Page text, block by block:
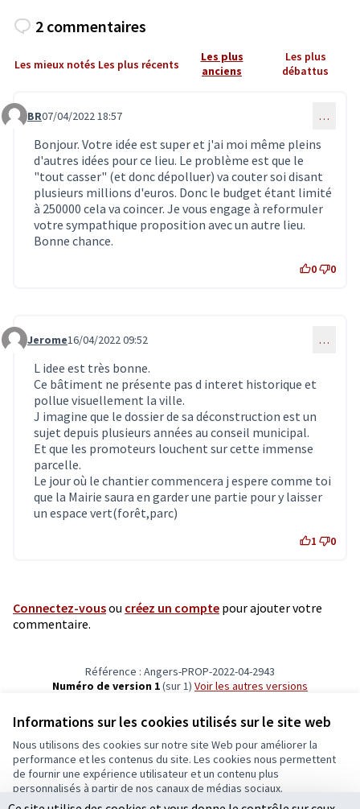
Informations sur les cookies utilisés sur le site web
Nous utilisons des cookies sur notre site Web pour améliorer la
performance et les contenus du site. Les cookies nous permettent
de fournir une expérience utilisateur et un contenu plus
personnalisés à partir de nos canaux de médias sociaux.
2 commentaires
Les mieux notés Les plus récents
Les plus
anciens
Les plus
débattus
Commentaire 3822
BR07/04/2022 18:57 …
Bonjour. Votre idée est super et j'ai moi même pleins
d'autres idées pour ce lieu. Le problème est que le
"tout casser" (et donc dépolluer) va couter soi disant
plusieurs millions d'euros. Donc le budget étant limité
à 250000 cela va coincer. Je vous engage à reformuler
votre sympathique proposition avec un autre lieu.
Bonne chance.
0 0
Commentaire 3861
Jerome16/04/2022 09:52 …
L idee est très bonne.
Ce bâtiment ne présente pas d interet historique et
pollue visuellement la ville.
J imagine que le dossier de sa déconstruction est un
sujet depuis plusieurs années au conseil municipal.
Et que les promoteurs louchent sur cette immense
parcelle.
Le jour où le chantier commencera j espere comme toi
que la Mairie saura en garder une partie pour y laisser
un espace vert(forêt,parc)
1 0
Connectez-vousou créez un compte pour ajouter votre
commentaire.
Référence : Angers-PROP-2022-04-2943
Numéro de version 1(sur 1)
voir les autres versions
Conditions d'utilisation
Paramètres des cookies
Ecrivons Angers sur X
(Lien externe)
Ecrivons Angers sur Facebook
(Lien externe)